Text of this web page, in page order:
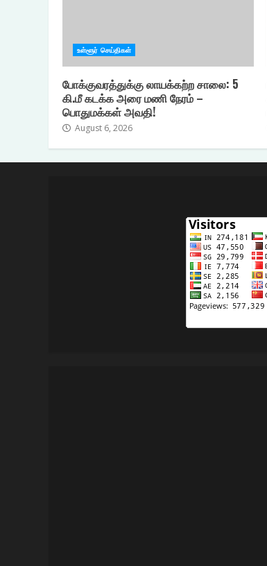
உள்ளூர் செய்திகள்
போக்குவரத்துக்கு லாயக்கற்ற சாலை: 5
கி.மீ கடக்க அரை மணி நேரம் –
பொதுமக்கள் அவதி!
August 6, 2026